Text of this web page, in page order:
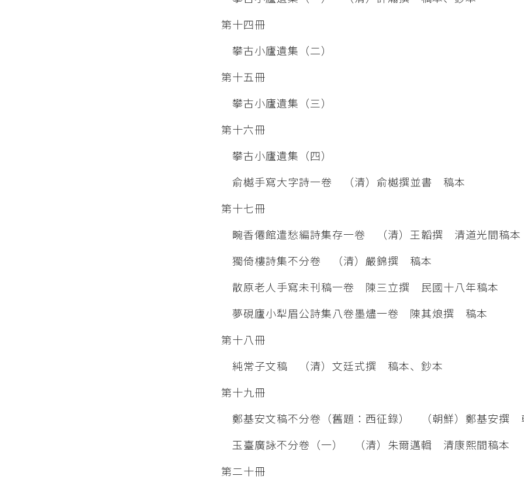
第十四冊
攀古小廬遺集（二）
第十五冊
攀古小廬遺集（三）
第十六冊
攀古小廬遺集（四）
俞樾手寫大字詩一卷 （清）俞樾撰並書 稿本
第十七冊
畹香僊館遣愁編詩集存一卷 （清）王韜撰 清道光間稿本
獨倚樓詩集不分卷 （清）嚴錦撰 稿本
散原老人手寫未刊稿一卷 陳三立撰 民國十八年稿本
夢硯廬小犁眉公詩集八卷墨燼一卷 陳其烺撰 稿本
第十八冊
純常子文稿 （清）文廷式撰 稿本、鈔本
第十九冊
鄭基安文稿不分卷（舊題：西征錄） （朝鮮）鄭基安
玉臺廣詠不分卷（一） （清）朱爾邁輯 清康熙間稿本
第二十冊